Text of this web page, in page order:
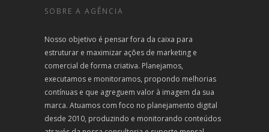
SOBRE A AGÊNCIA
Nosso objetivo é pensar fora da caixa para
estruturar e maximizar ações de marketing e
comercial de forma criativa. Planejamos,
executamos e monitoramos, propondo melhorias
contínuas e que agreguem valor à imagem da sua
marca. Atuamos com foco no planejamento digital
desde 2010, produzindo e monitorando conteúdos